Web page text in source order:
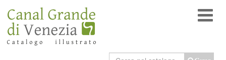
Cerca